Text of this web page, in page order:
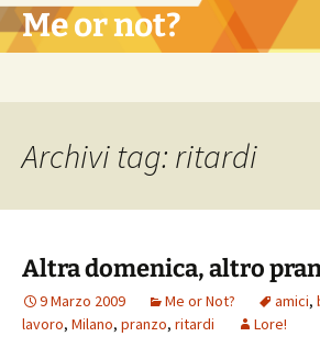
Vai
al Me or not?
Archivi tag: ritardi
Altra domenica, altro
9 Marzo 2009 Me or Not? amici,
lavoro, Milano, pranzo, ritardi Lore!